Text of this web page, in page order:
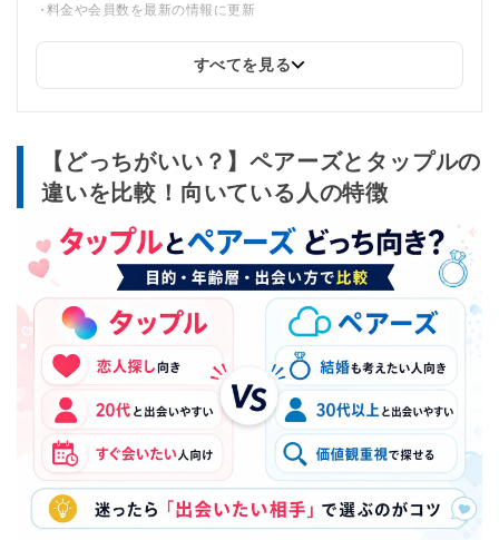
料金や会員数を最新の情報に更新
料金表の文字加工を修正しました。
ペアーズの累計会員数を2,000万人→2,500万人に変更
withの料金を3,960円→4,160円に変更
2025年10月30日
目次の長さを調整しました
2025年10月20日
参考記事「マッチングアプリの料金を一覧で比較！」のリンクを
追加しました。
2025年9月29日
身バレ対策にかかる費用について、ペアーズ1ヶ月分の料金を更新
しました（6,260円→6,660円）。
2025年9月12日
ペアーズ・タップルとwithとの比較の解説を追加しました
すべてを見る
【どっちがいい？】ペアーズとタップルの
違いを比較！向いている人の特徴